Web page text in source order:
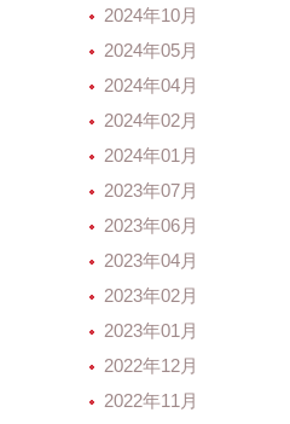
2024年10月
2024年05月
2024年04月
2024年02月
2024年01月
2023年07月
2023年06月
2023年04月
2023年02月
2023年01月
2022年12月
2022年11月